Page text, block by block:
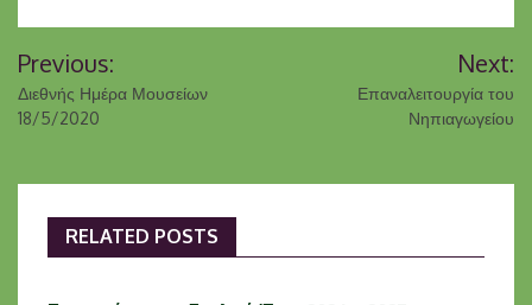
άρθρων
Previous:
Διεθνής Ημέρα Μουσείων
18/5/2020
Next:
Επαναλειτουργία του
Νηπιαγωγείου
RELATED POSTS